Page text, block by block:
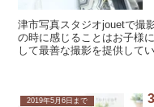
津市写真スタジオjouetで撮
の時に感じることはお子様
して最善な撮影を提供してい
2019年5月6日まで